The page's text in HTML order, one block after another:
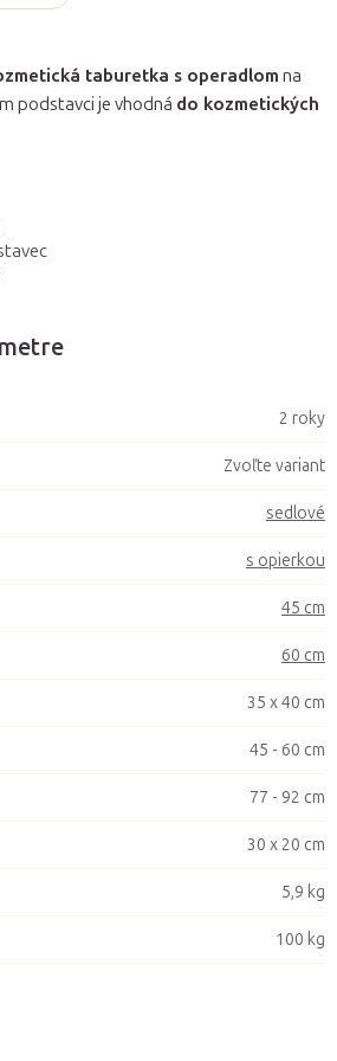
taburetka s operadlom na
podstavci je vhodná do kozmetických
2 roky
Zvoľte variant
sedlové
s opierkou
45 cm
60 cm
35 x 40 cm
45 - 60 cm
77 - 92 cm
30 x 20 cm
5,9 kg
100 kg